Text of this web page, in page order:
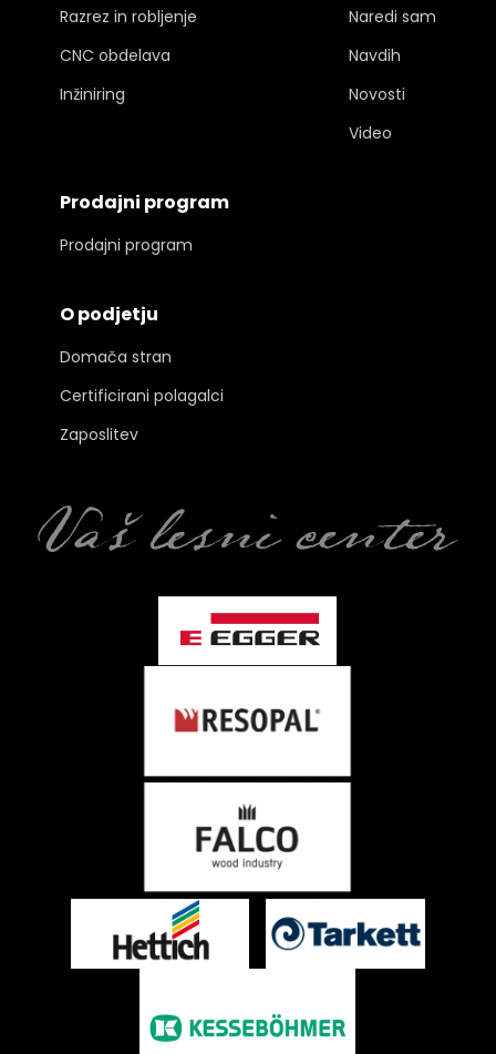
Razrez in robljenje
CNC obdelava
Inžiniring
Naredi sam
Navdih
Novosti
Video
Prodajni program
Prodajni program
O podjetju
Domača stran
Certificirani polagalci
Zaposlitev